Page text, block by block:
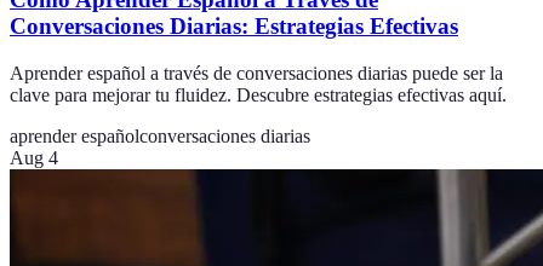
Conversaciones Diarias: Estrategias Efectivas
Aprender español a través de conversaciones diarias puede ser la
clave para mejorar tu fluidez. Descubre estrategias efectivas aquí.
aprender españolconversaciones diarias
Aug 4